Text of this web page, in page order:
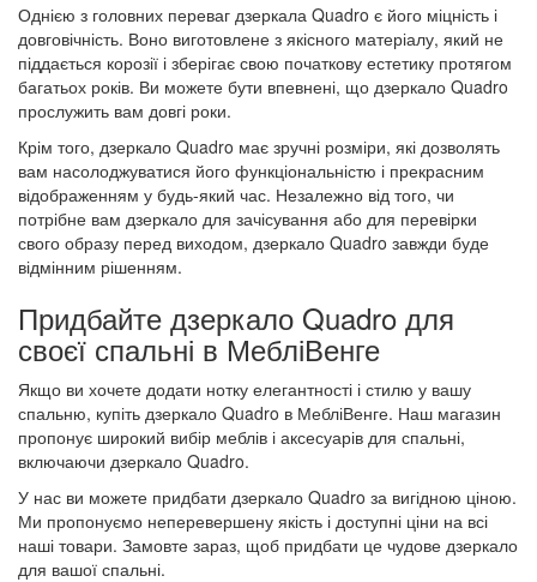
Однією з головних переваг дзеркала Quadro є його міцність і
довговічність. Воно виготовлене з якісного матеріалу, який не
піддається корозії і зберігає свою початкову естетику протягом
багатьох років. Ви можете бути впевнені, що дзеркало Quadro
прослужить вам довгі роки.
Крім того, дзеркало Quadro має зручні розміри, які дозволять
вам насолоджуватися його функціональністю і прекрасним
відображенням у будь-який час. Незалежно від того, чи
потрібне вам дзеркало для зачісування або для перевірки
свого образу перед виходом, дзеркало Quadro завжди буде
відмінним рішенням.
Придбайте дзеркало Quadro для
своєї спальні в МебліВенге
Якщо ви хочете додати нотку елегантності і стилю у вашу
спальню, купіть дзеркало Quadro в МебліВенге. Наш магазин
пропонує широкий вибір меблів і аксесуарів для спальні,
включаючи дзеркало Quadro.
У нас ви можете придбати дзеркало Quadro за вигідною ціною.
Ми пропонуємо неперевершену якість і доступні ціни на всі
наші товари. Замовте зараз, щоб придбати це чудове дзеркало
для вашої спальні.